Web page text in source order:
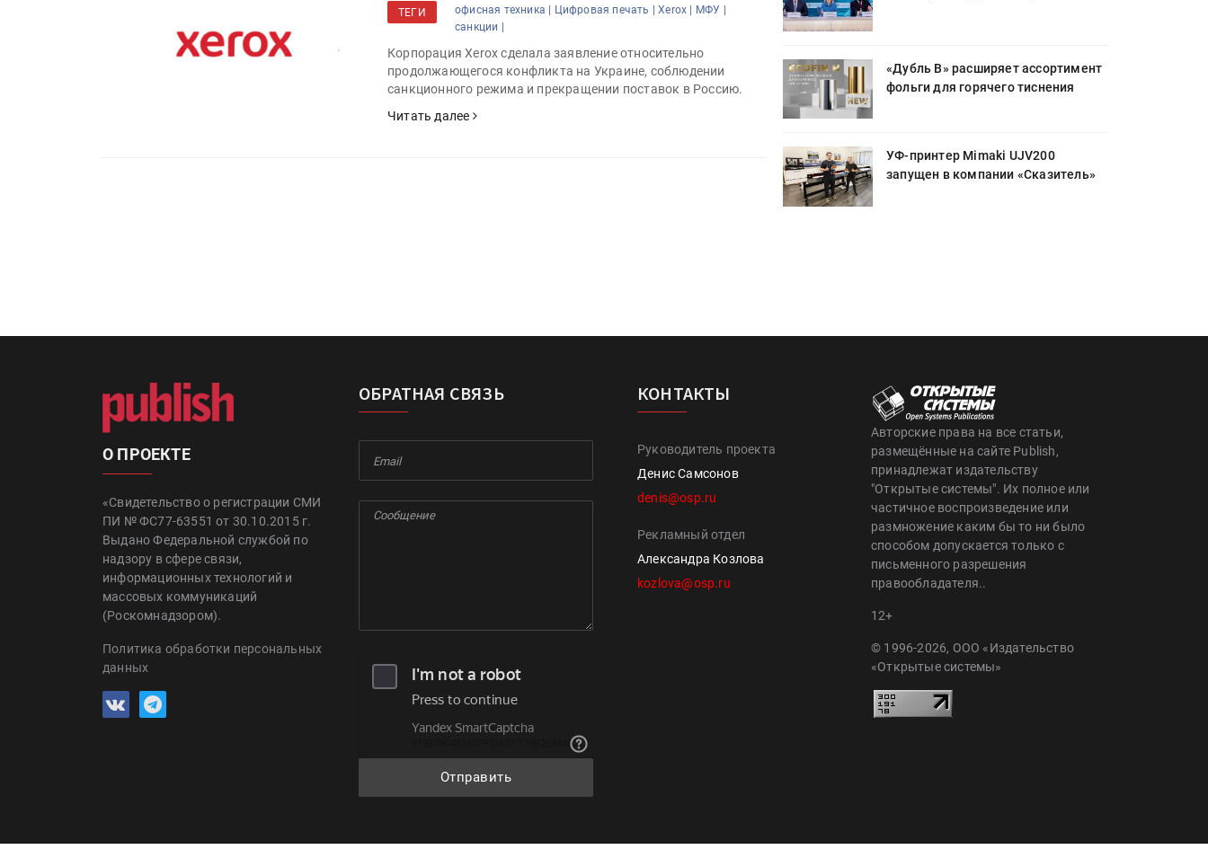
ТЕГИ офисная техника | Цифровая печать | Xerox |
МФУ |
санкции |
Корпорация Xerox сделала заявление относительно
продолжающегося конфликта на Украине, соблюдении
санкционного режима и прекращении поставок в Россию.
Читать далее
«Дубль В» расширяет ассортимент
фольги для горячего тиснения
«Дубль В» расширяет ассортимент
фольги для горячего тиснения
«Дубль В» расширяет ассортимент
фольги для горячего тиснения
УФ-принтер Mimaki UJV200
запущен в компании «Сказитель»
О ПРОЕКТЕ
«Свидетельство о регистрации СМИ
ПИ № ФС77-63551 от 30.10.2015 г.
Выдано Федеральной службой по
надзору в сфере связи,
информационных технологий и
массовых коммуникаций
(Роскомнадзором).
Политика обработки персональных
данных
ОБРАТНАЯ СВЯЗЬ
Отправить
КОНТАКТЫ
Руководитель проекта
Денис Самсонов
denis@osp.ru
Рекламный отдел
Александра Козлова
kozlova@osp.ru
Авторские права на все статьи,
размещённые на сайте Publish,
принадлежат издательству
"Открытые системы". Их полное или
частичное воспроизведение или
размножение каким бы то ни было
способом допускается только с
письменного разрешения
правообладателя..
12+
© 1996-2026, ООО «Издательство
«Открытые системы»